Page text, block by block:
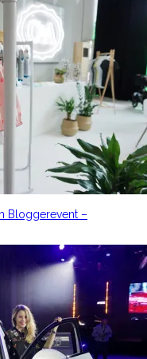
Bloggerevent –